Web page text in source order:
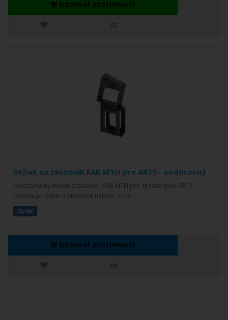
SLEDOVAŤ DOSTUPNOSŤ
Držiak na zásobník FAB MTH pre AR15 - vodorovný
Horizontálny držiak zásobníku FAB MTH pre zbrane typu AR15
umožňuje rýchle a efektívne nabitie zbran..
23,06€
SLEDOVAŤ DOSTUPNOSŤ